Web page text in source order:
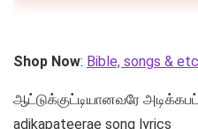
Shop Now: Bible, songs & etc
ஆட்டுக்குட்டியானவரே
adikapateerae song lyrics